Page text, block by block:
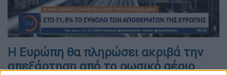
Η Ευρώπη θα πληρώσει ακριβά την
απεξάρτηση από το ρωσικό αέριο